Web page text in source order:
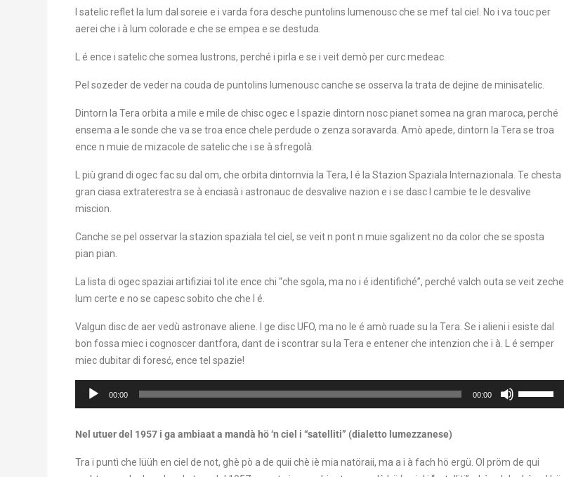
I satelic reflet la lum dal soreie e i varda fora desche puntolins lumenousc che se mef tal ciel. No i va touc per
aerei che i à lum colorade e che se empea e se destuda.
L é ence i satelic che somea lustrons, perché i pirla e se i veit demò per curc medeac.
Pel sozeder de veder na couda de puntolins lumenousc canche se osserva la trata de dejine de minisatelic.
Dintorn la Tera orbita a mile e mile de chisc ogec e l spazie dintorn nosc pianet somea na gran maroca, perché
ensema a le sonde che va se troa ence chele perdude o zenza soravarda. Amò apede, dintorn la Tera se troa
ence n muie de mizacole de satelic che i se à sfregolà.
L più grand di ogec fac su dal om, che orbita dintornvia la Tera, l é la Stazion Spaziala Internazionala. Te chesta
gran ciasa extraterestra se à enciasà i astronauc de desvalive nazion e i se dasc l cambie te le desvalive
miscion.
Canche se pel osservar la stazion spaziala tel ciel, se veit n pont n muie sgalizent no da color che se sposta
pian pian.
La lista di ogec spaziai artifiziai tol ite ence chi “che sgola, ma no i é identifiché”, perché valch outa se veit zeche
lum certe e no se capesc sobito che che l é.
Valgun disc de aer vedù astronave aliene. I ge disc UFO, ma no le é amò ruade su la Tera. Se i alieni i esiste dal
bon fossa miec i cognoscer dantfora, dant de i scontrar su la Tera e entener che intenzion che i à. L é semper
miec dubitar di foresć, ence tel spazie!
Audio
00:00 00:00
Nel utuer del 1957 i ga ambiaat a mandà hö ‘n ciel i “satelliti” (dialetto lumezzanese)
Tra i puntì che lüüh en ciel de not, ghè pò a de quii chè iè mia natöraii, ma a i à fach hö ergü. Ol pröm de qui